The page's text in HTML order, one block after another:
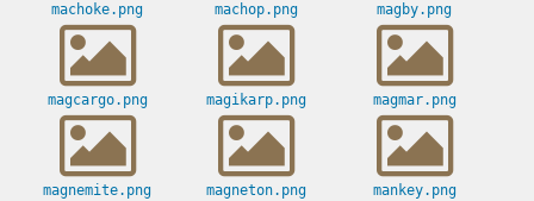
machoke.png machop.png magby.png
magcargo.png magikarp.png magmar.png
magnemite.png magneton.png mankey.png